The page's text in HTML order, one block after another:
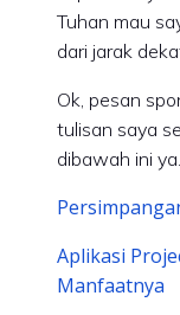
Tuhan mau
dari jarak
Ok, pesan
tulisan saya
dibawah ini
Aplikasi
Manfaatnya